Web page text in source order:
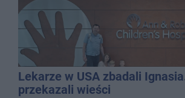
Lekarze w USA zbadali
przekazali wieści